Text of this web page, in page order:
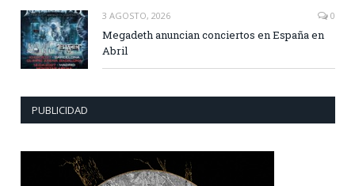
3 AGOSTO, 2026 0
Megadeth anuncian conciertos en España en
Abril
PUBLICIDAD